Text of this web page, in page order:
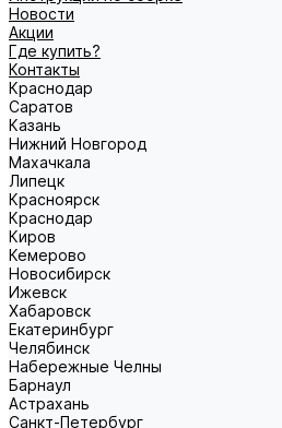
Новости
Акции
Где купить?
Контакты
Краснодар
Саратов
Казань
Нижний Новгород
Махачкала
Липецк
Красноярск
Краснодар
Киров
Кемерово
Новосибирск
Ижевск
Хабаровск
Екатеринбург
Челябинск
Набережные Челны
Барнаул
Астрахань
Санкт-Петербург